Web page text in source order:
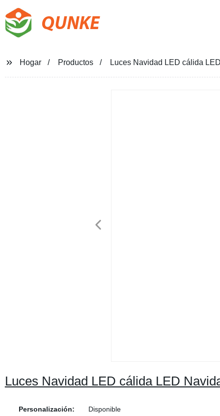
QUNKE
Hogar Productos Luces Navidad LED cálida
Luces Navidad LED cálida LED
Personalización:
Disponible